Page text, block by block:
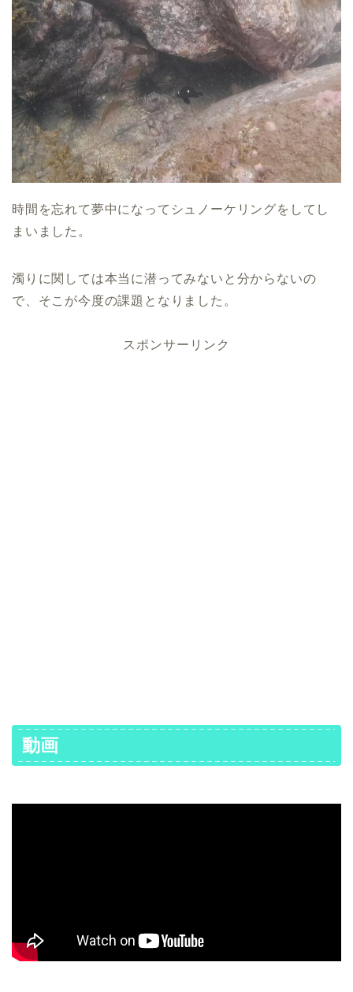
時間を忘れて夢中になってシュノーケリングをしてし
まいました。
濁りに関しては本当に潜ってみないと分からないの
で、そこが今度の課題となりました。
スポンサーリンク
動画